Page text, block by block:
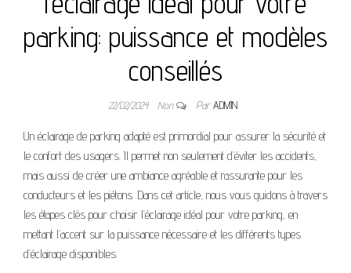
parking: puissance et modèles
conseillés
22/02/2024 Non ParADMIN
Un éclairage de parking adapté est primordial pour assurer la sécurité et
le confort des usagers. Il permet non seulement d’éviter les accidents,
mais aussi de créer une ambiance agréable et rassurante pour les
conducteurs et les piétons. Dans cet article, nous vous guidons à travers
les étapes clés pour choisir l’éclairage idéal pour votre parking, en
mettant l’accent sur la puissance nécessaire et les différents types
d’éclairage disponibles.